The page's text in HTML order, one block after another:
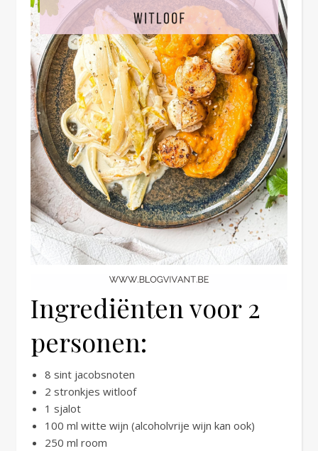
Ingrediënten voor 2
personen:
8 sint jacobsnoten
2 stronkjes witloof
1 sjalot
100 ml witte wijn (alcoholvrije wijn kan ook)
250 ml room